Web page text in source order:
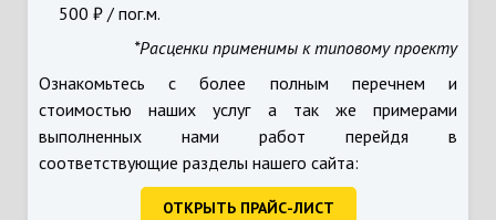
500 ₽ / пог.м.
*Расценки применимы к типовому проекту
Ознакомьтесь с более полным перечнем и
стоимостью наших услуг а так же примерами
выполненных нами работ перейдя в
соответствующие разделы нашего сайта:
ОТКРЫТЬ ПРАЙС-ЛИСТ